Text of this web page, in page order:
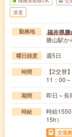
派遣
勤務地 福井県
勝山駅か
曜日頻度 週5日
時間
【2交替
11：00
期間 即日～長
時給
時給
15h）
交通費